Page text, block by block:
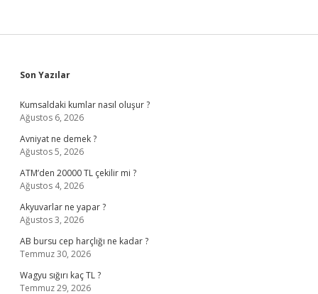
Sidebar
Son Yazılar
Kumsaldaki kumlar nasıl oluşur ?
Ağustos 6, 2026
Avniyat ne demek ?
Ağustos 5, 2026
ATM’den 20000 TL çekilir mi ?
Ağustos 4, 2026
Akyuvarlar ne yapar ?
Ağustos 3, 2026
AB bursu cep harçlığı ne kadar ?
Temmuz 30, 2026
Wagyu sığırı kaç TL ?
Temmuz 29, 2026